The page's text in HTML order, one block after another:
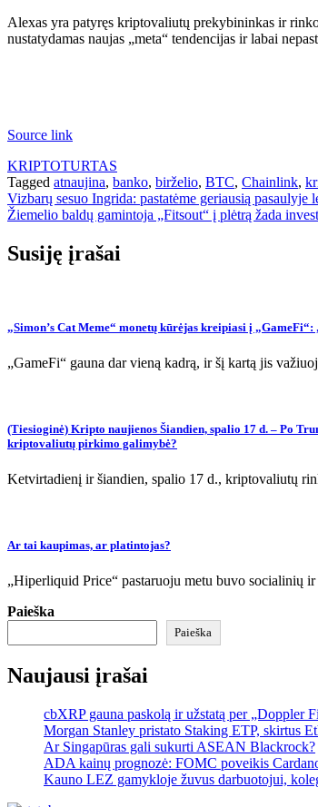
Alexas yra patyręs kriptovaliutų prekybininkas ir
nustatydamas naujas „meta“ tendencijas ir labai
Source link
KRIPTOTURTAS
Tagged atnaujina, banko, birželio, BTC, Chainlink,
Navigacija
tarp
įrašų
Vizbarų sesuo Ingrida: pastatėme geriausią pasaulyje
Žiemelio baldų gamintoja „Fitsout“ į plėtrą žada
Susiję įrašai
„Simon’s Cat Meme“ monetų kūrėjas kreipiasi į
„GameFi“ gauna dar vieną kadrą, ir šį kartą jis
(Tiesioginė) Kripto naujienos Šiandien, spalio 17 d. – Po
kriptovaliutų pirkimo galimybė?
Ketvirtadienį ir šiandien, spalio 17 d., kriptovaliutų
Ar tai kaupimas, ar platintojas?
„Hiperliquid Price“ pastaruoju metu buvo
Paieška
Paieška
Naujausi įrašai
cbXRP gauna paskolą ir užstatą per „Doppler
Morgan Stanley pristato Staking ETP, skirtus
Ar Singapūras gali sukurti ASEAN Blackrock?
ADA kainų prognozė: FOMC poveikis
Kauno LEZ gamykloje žuvus darbuotojui,